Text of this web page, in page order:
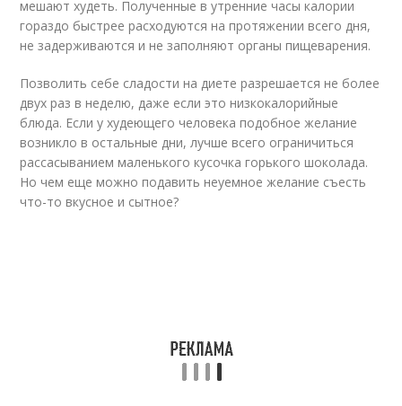
мешают худеть. Полученные в утренние часы калории
гораздо быстрее расходуются на протяжении всего дня,
не задерживаются и не заполняют органы пищеварения.
Позволить себе сладости на диете разрешается не более
двух раз в неделю, даже если это низкокалорийные
блюда. Если у худеющего человека подобное желание
возникло в остальные дни, лучше всего ограничиться
рассасыванием маленького кусочка горького шоколада.
Но чем еще можно подавить неуемное желание съесть
что-то вкусное и сытное?